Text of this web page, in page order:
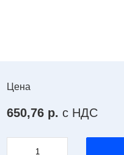
Цена
650,76 р. с НДС